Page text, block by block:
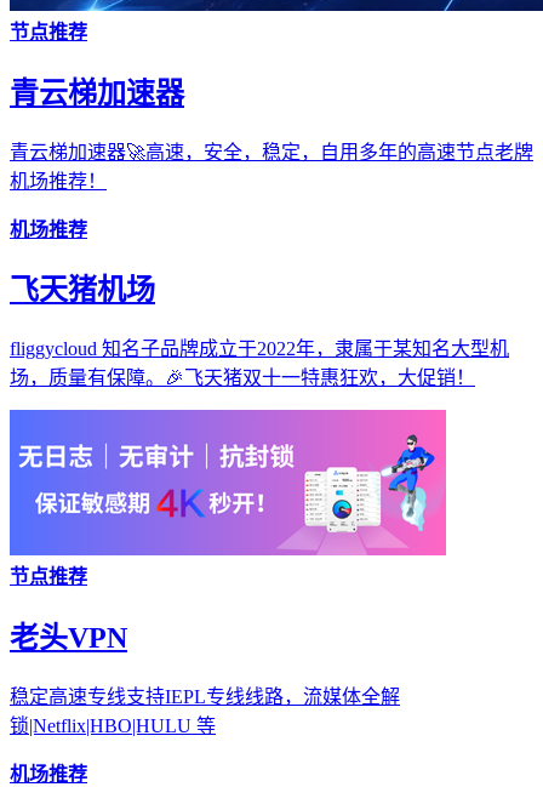
节点推荐
青云梯加速器
青云梯加速器🚀高速，安全，稳定，自用多年的高速节点老牌
机场推荐！
机场推荐
飞天猪机场
fliggycloud 知名子品牌成立于2022年，隶属于某知名大型机
场，质量有保障。🎉飞天猪双十一特惠狂欢，大促销！
节点推荐
老头VPN
稳定高速专线支持IEPL专线线路，流媒体全解
锁|Netflix|HBO|HULU 等
机场推荐